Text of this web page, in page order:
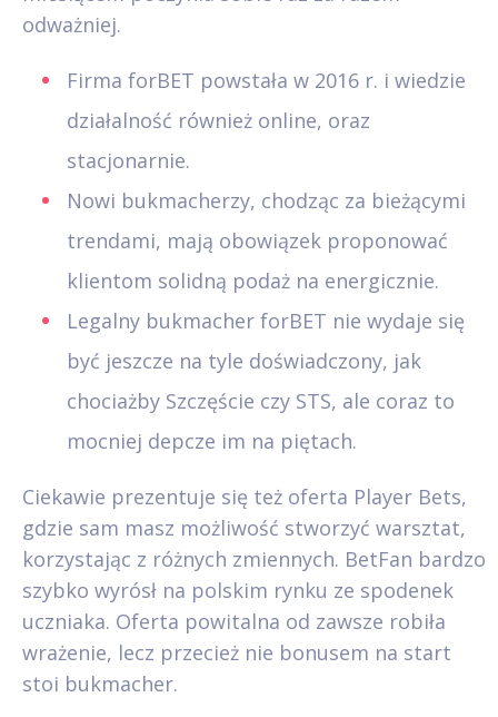
odważniej.
Firma forBET powstała w 2016 r. i wiedzie
działalność również online, oraz
stacjonarnie.
Nowi bukmacherzy, chodząc za bieżącymi
trendami, mają obowiązek proponować
klientom solidną podaż na energicznie.
Legalny bukmacher forBET nie wydaje się
być jeszcze na tyle doświadczony, jak
chociażby Szczęście czy STS, ale coraz to
mocniej depcze im na piętach.
Ciekawie prezentuje się też oferta Player Bets,
gdzie sam masz możliwość stworzyć warsztat,
korzystając z różnych zmiennych. BetFan bardzo
szybko wyrósł na polskim rynku ze spodenek
uczniaka. Oferta powitalna od zawsze robiła
wrażenie, lecz przecież nie bonusem na start
stoi bukmacher.